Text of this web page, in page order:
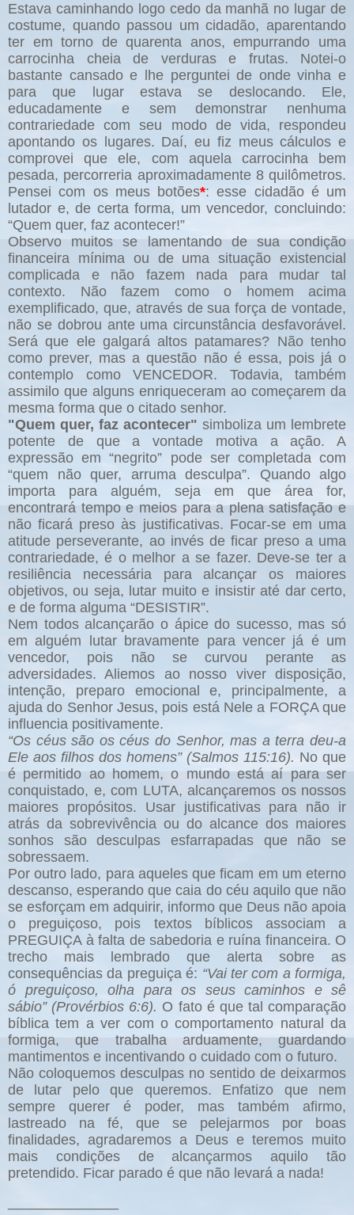
Estava caminhando logo cedo da manhã no lugar de
costume, quando passou um cidadão, aparentando
ter em torno de quarenta anos, empurrando uma
carrocinha cheia de verduras e frutas. Notei-o
bastante cansado e lhe perguntei de onde vinha e
para que lugar estava se deslocando. Ele,
educadamente e sem demonstrar nenhuma
contrariedade com seu modo de vida, respondeu
apontando os lugares. Daí, eu fiz meus cálculos e
comprovei que ele, com aquela carrocinha bem
pesada, percorreria aproximadamente 8 quilômetros.
Pensei com os meus botões*: esse cidadão é um
lutador e, de certa forma, um vencedor, concluindo:
“Quem quer, faz acontecer!”
Observo muitos se lamentando de sua condição
financeira mínima ou de uma situação existencial
complicada e não fazem nada para mudar tal
contexto. Não fazem como o homem acima
exemplificado, que, através de sua força de vontade,
não se dobrou ante uma circunstância desfavorável.
Será que ele galgará altos patamares? Não tenho
como prever, mas a questão não é essa, pois já o
contemplo como VENCEDOR. Todavia, também
assimilo que alguns enriqueceram ao começarem da
mesma forma que o citado senhor.
"Quem quer, faz acontecer" simboliza um lembrete
potente de que a vontade motiva a ação. A
expressão em “negrito” pode ser completada com
“quem não quer, arruma desculpa”. Quando algo
importa para alguém, seja em que área for,
encontrará tempo e meios para a plena satisfação e
não ficará preso às justificativas. Focar-se em uma
atitude perseverante, ao invés de ficar preso a uma
contrariedade, é o melhor a se fazer. Deve-se ter a
resiliência necessária para alcançar os maiores
objetivos, ou seja, lutar muito e insistir até dar certo,
e de forma alguma “DESISTIR”.
Nem todos alcançarão o ápice do sucesso, mas só
em alguém lutar bravamente para vencer já é um
vencedor, pois não se curvou perante as
adversidades. Aliemos ao nosso viver disposição,
intenção, preparo emocional e, principalmente, a
ajuda do Senhor Jesus, pois está Nele a FORÇA que
influencia positivamente.
“Os céus são os céus do Senhor, mas a terra deu-a
Ele aos filhos dos homens” (Salmos 115:16). No que
é permitido ao homem, o mundo está aí para ser
conquistado, e, com LUTA, alcançaremos os nossos
maiores propósitos. Usar justificativas para não ir
atrás da sobrevivência ou do alcance dos maiores
sonhos são desculpas esfarrapadas que não se
sobressaem.
Por outro lado, para aqueles que ficam em um eterno
descanso, esperando que caia do céu aquilo que não
se esforçam em adquirir, informo que Deus não apoia
o preguiçoso, pois textos bíblicos associam a
PREGUIÇA à falta de sabedoria e ruína financeira. O
trecho mais lembrado que alerta sobre as
consequências da preguiça é: “Vai ter com a formiga,
ó preguiçoso, olha para os seus caminhos e sê
sábio” (Provérbios 6:6). O fato é que tal comparação
bíblica tem a ver com o comportamento natural da
formiga, que trabalha arduamente, guardando
mantimentos e incentivando o cuidado com o futuro.
Não coloquemos desculpas no sentido de deixarmos
de lutar pelo que queremos. Enfatizo que nem
sempre querer é poder, mas também afirmo,
lastreado na fé, que se pelejarmos por boas
finalidades, agradaremos a Deus e teremos muito
mais condições de alcançarmos aquilo tão
pretendido. Ficar parado é que não levará a nada!